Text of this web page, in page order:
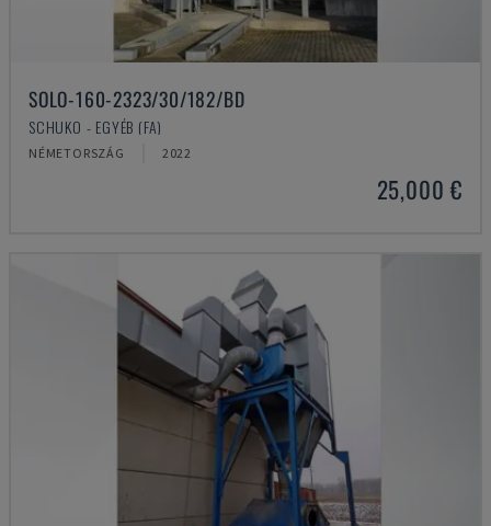
SOLO-160-2323/30/182/BD
SCHUKO - EGYÉB (FA)
NÉMETORSZÁG 2022
25,000 €